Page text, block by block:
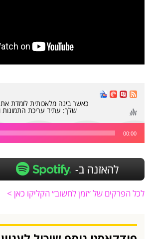
כאשר בינה מלאכותית לומדת את
שלך: עתיד עריכת התמונות
נגן
אודיו
00:00
לכל הפרקים של ״זמן לחשוב״ הקליקו כאן >